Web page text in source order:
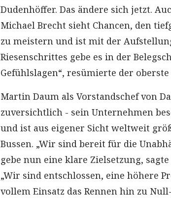
Dudenhöffer. Das ändere sich jetzt.
Michael Brecht sieht Chancen, den
zu meistern und ist mit der
Riesenschrittes gebe es in der
Gefühlslagen“, resümierte der
Martin Daum als Vorstandschef von
zuversichtlich - sein Unternehmen
und ist aus eigener Sicht weltweit
Bussen. „Wir sind bereit für die
gebe nun eine klare Zielsetzung,
„Wir sind entschlossen, eine höhere
vollem Einsatz das Rennen hin zu